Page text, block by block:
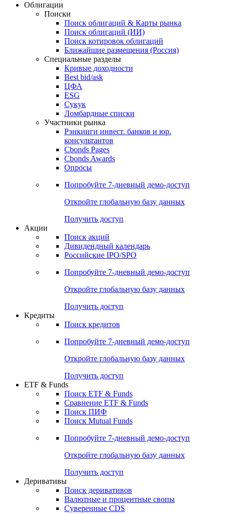
Cbonds Review
ежеквартальный аналитический журнал
Облигации
Поиски
Поиск облигаций & Карты рынка
Поиск облигаций (ИИ)
Поиск котировок облигаций
Ближайшие размещения (Россия)
Специальные разделы
Кривые доходности
Best bid/ask
ЦФА
ESG
Сукук
Ломбардные списки
Участники рынка
Рэнкинги инвест. банков и юр.
Cbonds Pages
Опросы
Попробуйте7-дневный
Откройте глобальную базу данных
Получить доступ
Поиск акций
Российские IPO/SPO
Попробуйте7-дневный
Откройте глобальную базу данных
Получить доступ
Поиск кредитов
Попробуйте7-дневный
Откройте глобальную базу данных
Получить доступ
ETF & Funds
Сравнение ETF & Funds
Поиск Mutual Funds
Попробуйте7-дневный
Откройте глобальную базу данных
Получить доступ